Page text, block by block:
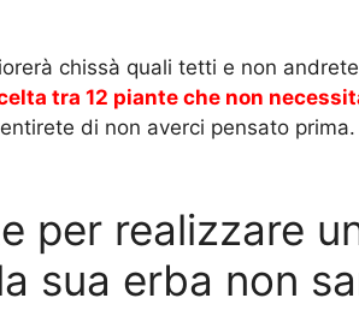
chissà quali tetti e non
tra 12 piante che non
di non averci pensato
per realizzare
sua erba non